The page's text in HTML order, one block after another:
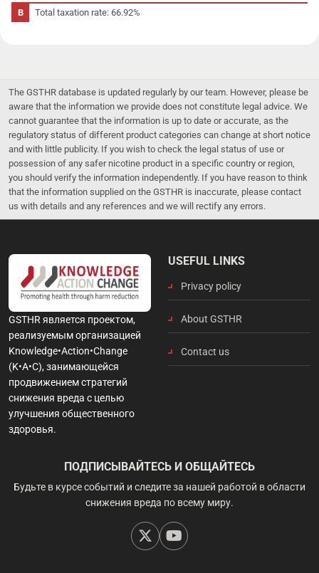
Total taxation rate: 66.92%
The GSTHR database is updated regularly by our team. However, please be
aware that the information we provide does not constitute legal advice. We
cannot guarantee that the information is up to date or accurate, as the
regulatory status of different product categories can change at short notice
and with little publicity. If you wish to check the legal status of use or
possession of any safer nicotine product in a specific country or region,
you should verify the information independently. If you have reason to think
that the information supplied on the GSTHR is inaccurate, please contact
us with details and any references and we will rectify any errors.
GSTHR является проектом,
реализуемым организацией
Knowledge•Action•Change
(K•A•C), занимающейся
продвижением стратегий
снижения вреда с целью
улучшения общественного
здоровья.
USEFUL LINKS
Privacy policy
About GSTHR
Contact us
ПОДПИСЫВАЙТЕСЬ И ОБЩАЙТЕСЬ
Будьте в курсе событий и следите за нашей работой в области
снижения вреда по всему миру.